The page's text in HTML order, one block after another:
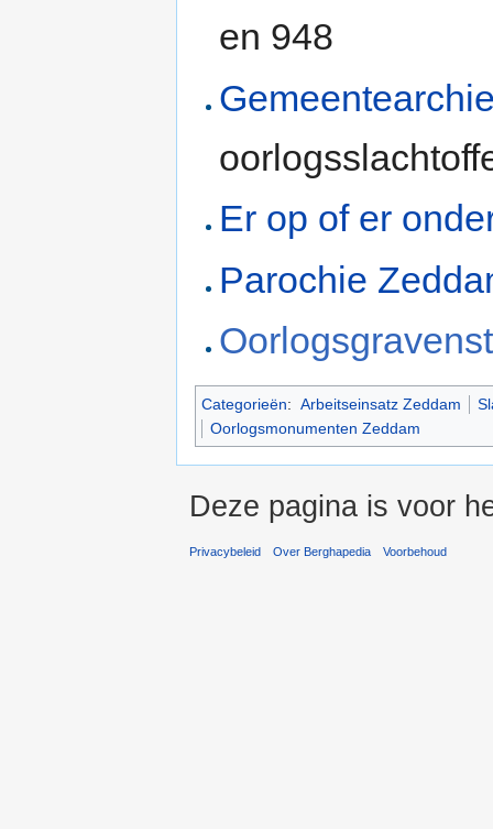
en 948
Er op of er
Parochie
Categorieën: Arbeitseinsatz Zeddam
Oorlogsmonumenten Zeddam
Deze pagina is voor
Privacybeleid Over Berghapedia Voorbehoud